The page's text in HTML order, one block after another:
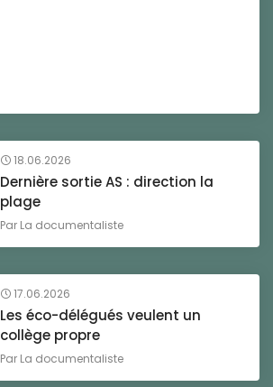
18.06.2026
Dernière sortie AS : direction la
plage
Par La documentaliste
17.06.2026
Les éco-délégués veulent un
collège propre
Par La documentaliste